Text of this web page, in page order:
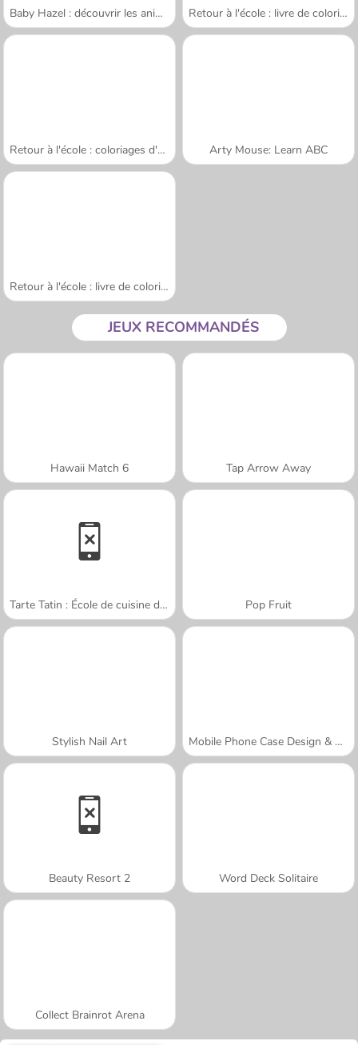
Baby Hazel : découvrir les animaux Retour à l'école : livre de coloriages
Retour à l'école : coloriages d'animaux Arty Mouse: Learn ABC
Retour à l'école : livre de coloriages
JEUX RECOMMANDÉS
Hawaii Match 6 Tap Arrow Away
Tarte Tatin : École de cuisine de Sara Pop Fruit
Stylish Nail Art Mobile Phone Case Design & DIY
Beauty Resort 2 Word Deck Solitaire
Collect Brainrot Arena